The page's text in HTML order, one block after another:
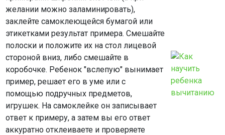
желании можно заламинировать),
заклейте самоклеющейся бумагой или
этикетками результат примера. Смешайте
полоски и положите их на стол лицевой
стороной вниз, либо смешайте в
коробочке. Ребенок "вслепую" вынимает
пример, решает его в уме или с
помощью подручных предметов,
игрушек. На самоклейке он записывает
ответ к примеру, а затем вы его ответ
аккуратно отклеиваете и проверяете